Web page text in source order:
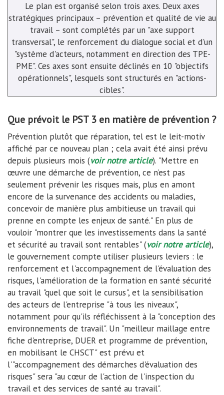
Le plan est organisé selon trois axes. Deux axes
stratégiques principaux – prévention et qualité de vie au
travail – sont complétés par un "axe support
transversal", le renforcement du dialogue social et d'un
"système d'acteurs, notamment en direction des TPE-
PME". Ces axes sont ensuite déclinés en 10 "objectifs
opérationnels", lesquels sont structurés en "actions-
cibles".
Que prévoit le PST 3 en matière de prévention ?
Prévention plutôt que réparation, tel est le leit-motiv
affiché par ce nouveau plan ; cela avait été ainsi prévu
depuis plusieurs mois (voir notre article). "Mettre en
œuvre une démarche de prévention, ce n’est pas
seulement prévenir les risques mais, plus en amont
encore de la survenance des accidents ou maladies,
concevoir de manière plus ambitieuse un travail qui
prenne en compte les enjeux de santé." En plus de
vouloir "montrer que les investissements dans la santé
et sécurité au travail sont rentables" (voir notre article),
le gouvernement compte utiliser plusieurs leviers : le
renforcement et l'accompagnement de l'évaluation des
risques, l'amélioration de la formation en santé sécurité
au travail "quel que soit le cursus", et la sensibilisation
des acteurs de l'entreprise "à tous les niveaux",
notamment pour qu'ils réfléchissent à la "conception des
environnements de travail". Un "meilleur maillage entre
fiche d'entreprise, DUER et programme de prévention,
en mobilisant le CHSCT" est prévu et
l'"accompagnement des démarches d'évaluation des
risques" sera "au cœur de l'action de l'inspection du
travail et des services de santé au travail".